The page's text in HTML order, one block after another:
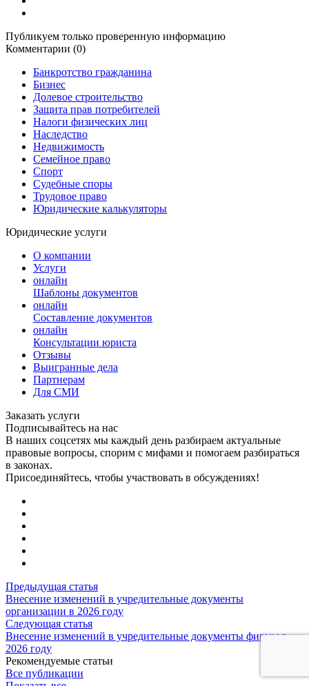
Публикуем только проверенную информацию
Комментарии (0)
Банкротство гражданина
Бизнес
Долевое строительство
Защита прав потребителей
Налоги физических лиц
Наследство
Недвижимость
Семейное право
Спорт
Судебные споры
Трудовое право
Юридические калькуляторы
Юридические услуги
О компании
Услуги
онлайн
Шаблоны документов
онлайн
Составление документов
онлайн
Консультации юриста
Отзывы
Выигранные дела
Партнерам
Для СМИ
Заказать услуги
Подписывайтесь на нас
В наших соцсетях мы каждый день разбираем актуальные
правовые вопросы, спорим с мифами и помогаем разбираться
в законах.
Присоединяйтесь, чтобы участвовать в обсуждениях!
Предыдущая статья
Внесение изменений в учредительные документы
организации в 2026 году
Следующая статья
Внесение изменений в учредительные документы фирмы в
2026 году
Рекомендуемые статьи
Все публикации